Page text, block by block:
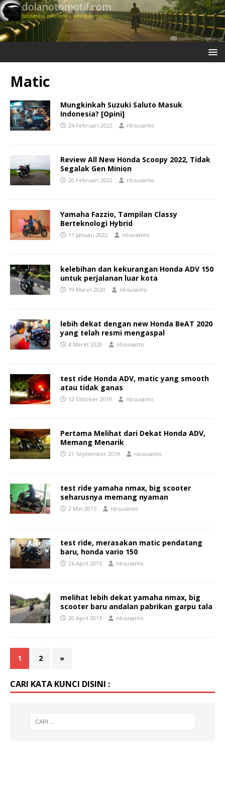
Matic
Mungkinkah Suzuki Saluto Masuk
Indonesia? [Opini]
24 Februari 2022 nbsusanto
Review All New Honda Scoopy 2022, Tidak
Segalak Gen Minion
20 Februari 2022 nbsusanto
Yamaha Fazzio, Tampilan Classy
Berteknologi Hybrid
17 Januari 2022 nbsusanto
kelebihan dan kekurangan Honda ADV 150
untuk perjalanan luar kota
19 Maret 2020 nbsusanto
lebih dekat dengan new Honda BeAT 2020
yang telah resmi mengaspal
4 Maret 2020 nbsusanto
test ride Honda ADV, matic yang smooth
atau tidak ganas
12 Oktober 2019 nbsusanto
Pertama Melihat dari Dekat Honda ADV,
Memang Menarik
21 September 2019 nbsusanto
test ride yamaha nmax, big scooter
seharusnya memang nyaman
2 Mei 2015 nbsusanto
test ride, merasakan matic pendatang
baru, honda vario 150
26 April 2015 nbsusanto
melihat lebih dekat yamaha nmax, big
scooter baru andalan pabrikan garpu tala
20 April 2015 nbsusanto
1 2 »
CARI KATA KUNCI DISINI :